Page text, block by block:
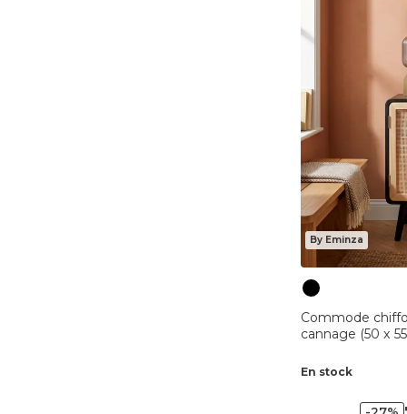
By Eminza
Commode
cannage (50 x
En stock